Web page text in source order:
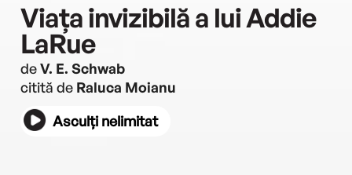
Viața invizibilă a lui Addie
LaRue
deV. E. Schwab
citită de Raluca Moianu
Asculți nelimitat